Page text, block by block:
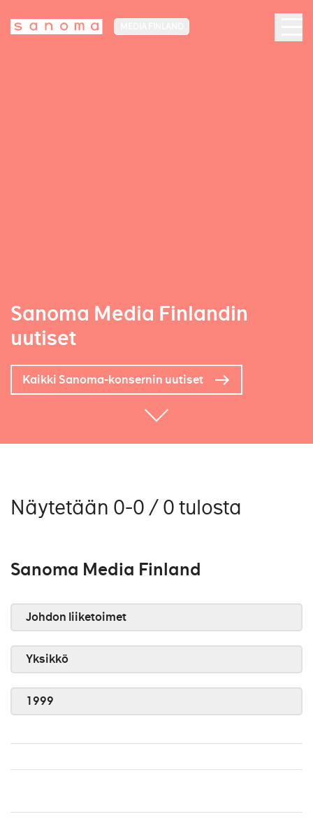
Sanoma Media Finlandin
uutiset
Kaikki Sanoma-konsernin uutiset
Näytetään 0-0 / 0 tulosta
Sanoma Media Finland
Johdon liiketoimet
Yksikkö
1999